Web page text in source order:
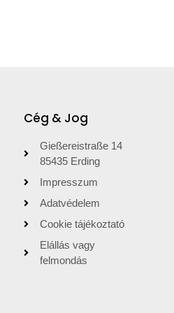
Cég & Jog
Gießereistraße 14
85435 Erding
Impresszum
Adatvédelem
Cookie tájékoztató
Elállás vagy
felmondás